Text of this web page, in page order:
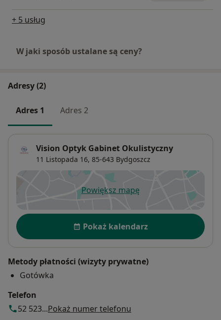
+ 5 usług
W jaki sposób ustalane są ceny?
Adresy (2)
Adres 1 Adres 2
Vision Optyk Gabinet Okulistyczny
11 Listopada 16, 85-643 Bydgoszcz
Powiększ mapęotwiera się w nowej karcie
Dostępność
Pokaż kalendarz
Metody płatności (wizyty prywatne)
Gotówka
Telefon
52 523...Pokaż numer telefonu